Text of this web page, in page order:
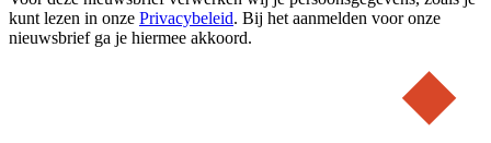
kunt lezen in onze Privacybeleid. Bij het aanmelden voor onze
nieuwsbrief ga je hiermee akkoord.